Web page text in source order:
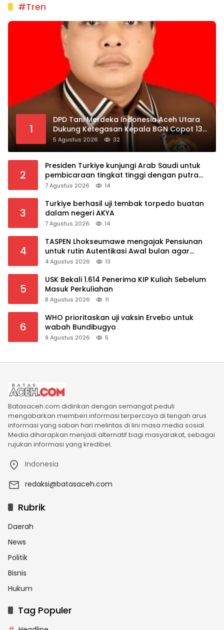
#Tren
1
DPD Tani Merdeka Indonesia Aceh Utara
Dukung Ketegasan Kepala BGN Copot 137
Kepala SPPG
5 Agustus 2026 32
2
Presiden Turkiye kunjungi Arab Saudi untuk
pembicaraan tingkat tinggi dengan putra
mahkota Saudi dan PM Pakistan
7 Agustus 2026 14
3
Turkiye berhasil uji tembak torpedo buatan
dalam negeri AKYA
7 Agustus 2026 14
4
TASPEN Lhokseumawe mengajak Pensiunan
untuk rutin Autentikasi Awal bulan agar
Manfaat Pensiun tetap Lancar
4 Agustus 2026 13
5
USK Bekali 1.614 Penerima KIP Kuliah Sebelum
Masuk Perkuliahan
8 Agustus 2026 11
6
WHO prioritaskan uji vaksin Ervebo untuk
wabah Bundibugyo
9 Agustus 2026 5
Batasaceh.com didirikan dengan semangat peduli
mengabarkan memberi informasi terpercaya di tengah arus
informasi yang saban hari melintas di lini masa media sosial.
Media diharapkan menjadi alternatif bagi masyarakat, sebagai
rujukan informasi yang kredibel.
Indonesia
redaksi@batasaceh.com
Rubrik
Daerah
News
Politik
Bisnis
Hukum
Tag Populer